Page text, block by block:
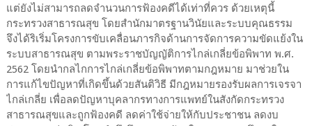
แต่ยังไม่สามารถลดจำนวนการฟ้องคดีได้เท่าที่ควร ด้วยเหตุนี้
กระทรวงสาธารณสุข โดยสำนักมาตรฐานวินัยและระบบคุณธรรม
จึงได้ริเริ่มโครงการขับเคลื่อนภารกิจด้านการจัดการความขัดแย้งใน
ระบบสาธารณสุข ตามพระราชบัญญัติการไกล่เกลี่ยข้อพิพาท พ.ศ.
2562 โดยนำกลไกการไกล่เกลี่ยข้อพิพาทตามกฎหมาย มาช่วยใน
การแก้ไขปัญหาที่เกิดขึ้นด้วยสันติวิธี มีกฎหมายรองรับผลการเจรจา
ไกล่เกลี่ย เพื่อลดปัญหาบุคลากรทางการแพทย์ในสังกัดกระทรวง
สาธารณสุขและถูกฟ้องคดี ลดค่าใช้จ่ายให้กับประชาชน ลดงบ